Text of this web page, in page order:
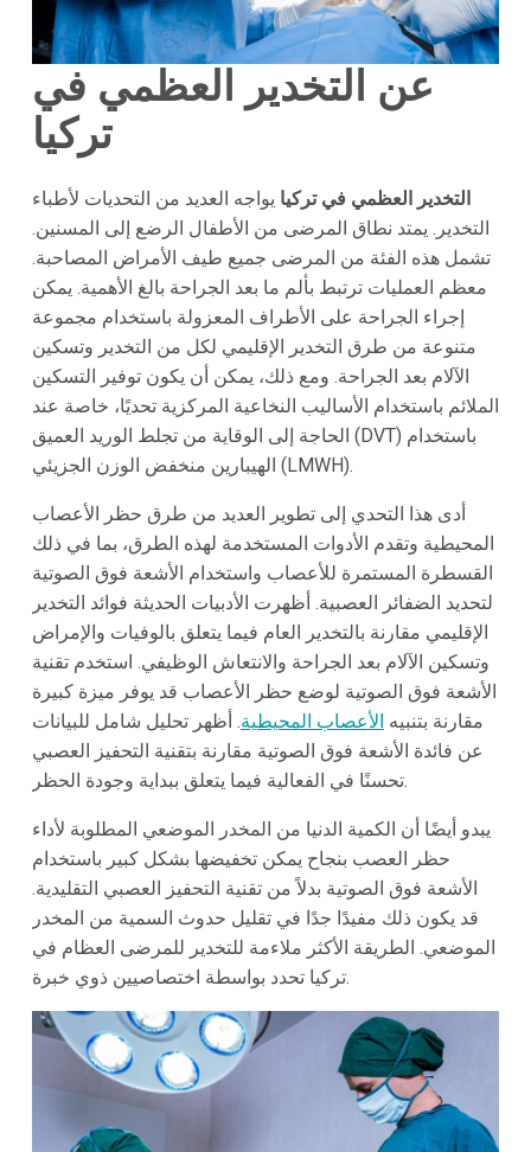
عن التخدير العظمي في
تركيا
التخدير العظمي في تركيا يواجه العديد من التحديات لأطباء
التخدير. يمتد نطاق المرضى من الأطفال الرضع إلى المسنين.
تشمل هذه الفئة من المرضى جميع طيف الأمراض المصاحبة.
معظم العمليات ترتبط بألم ما بعد الجراحة بالغ الأهمية. يمكن
إجراء الجراحة على الأطراف المعزولة باستخدام مجموعة
متنوعة من طرق التخدير الإقليمي لكل من التخدير وتسكين
الآلام بعد الجراحة. ومع ذلك، يمكن أن يكون توفير التسكين
الملائم باستخدام الأساليب النخاعية المركزية تحديًا، خاصة عند
الحاجة إلى الوقاية من تجلط الوريد العميق (DVT) باستخدام
الهيبارين منخفض الوزن الجزيئي (LMWH).
أدى هذا التحدي إلى تطوير العديد من طرق حظر الأعصاب
المحيطية وتقدم الأدوات المستخدمة لهذه الطرق، بما في ذلك
القسطرة المستمرة للأعصاب واستخدام الأشعة فوق الصوتية
لتحديد الضفائر العصبية. أظهرت الأدبيات الحديثة فوائد التخدير
الإقليمي مقارنة بالتخدير العام فيما يتعلق بالوفيات والإمراض
وتسكين الآلام بعد الجراحة والانتعاش الوظيفي. استخدم تقنية
الأشعة فوق الصوتية لوضع حظر الأعصاب قد يوفر ميزة كبيرة
مقارنة بتنبيه الأعصاب المحيطية. أظهر تحليل شامل للبيانات
عن فائدة الأشعة فوق الصوتية مقارنة بتقنية التحفيز العصبي
تحسنًا في الفعالية فيما يتعلق ببداية وجودة الحظر.
يبدو أيضًا أن الكمية الدنيا من المخدر الموضعي المطلوبة لأداء
حظر العصب بنجاح يمكن تخفيضها بشكل كبير باستخدام
الأشعة فوق الصوتية بدلاً من تقنية التحفيز العصبي التقليدية.
قد يكون ذلك مفيدًا جدًا في تقليل حدوث السمية من المخدر
الموضعي. الطريقة الأكثر ملاءمة للتخدير للمرضى العظام في
تركيا تحدد بواسطة اختصاصيين ذوي خبرة.